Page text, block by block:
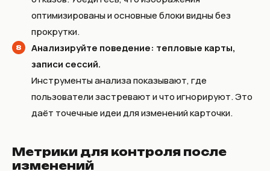
оптимизированы и основные блоки видны без
прокрутки.
Анализируйте поведение: тепловые карты,
записи сессий.
Инструменты анализа показывают, где
пользователи застревают и что игнорируют. Это
даёт точечные идеи для изменений карточки.
Метрики для контроля после
изменений